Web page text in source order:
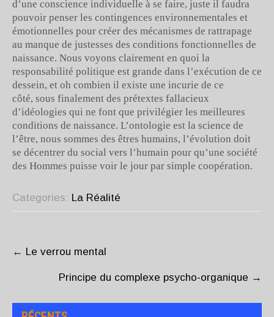
d’une conscience individuelle à se faire, juste il faudra
pouvoir penser les contingences environnementales et
émotionnelles pour créer des mécanismes de rattrapage
au manque de justesses des conditions fonctionnelles de
naissance. Nous voyons clairement en quoi la
responsabilité politique est grande dans l’exécution de ce
dessein, et oh combien il existe une incurie de ce
côté, sous finalement des prétextes fallacieux
d’idéologies qui ne font que privilégier les meilleures
conditions de naissance. L’ontologie est la science de
l’être, nous sommes des êtres humains, l’évolution doit
se décentrer du social vers l’humain pour qu’une société
des Hommes puisse voir le jour par simple coopération.
Categories: La Réalité
NAVIGATION
← Le verrou mental
Principe du complexe psycho-organique →